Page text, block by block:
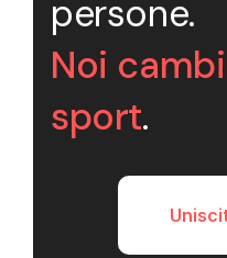
persone.
Noi
sport.